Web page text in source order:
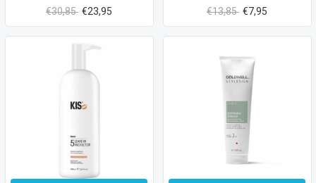
€30,85 €23,95
€13,85 €7,95